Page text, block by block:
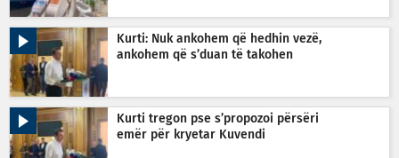
Kurti: Nuk ankohem që hedhin vezë,
ankohem që s’duan të takohen
Kurti tregon pse s’propozoi përsëri
emër për kryetar Kuvendi